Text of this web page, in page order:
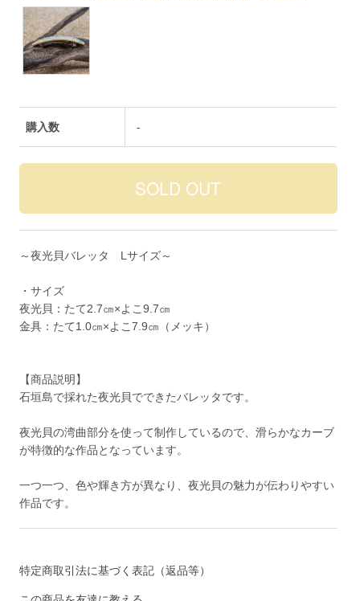
購入数 -
～夜光貝バレッタ Lサイズ～
・サイズ
夜光貝：たて2.7㎝×よこ9.7㎝
金具：たて1.0㎝×よこ7.9㎝（メッキ）
【商品説明】
石垣島で採れた夜光貝でできたバレッタです。
夜光貝の湾曲部分を使って制作しているので、滑らかなカーブ
が特徴的な作品となっています。
一つ一つ、色や輝き方が異なり、夜光貝の魅力が伝わりやすい
作品です。
特定商取引法に基づく表記（返品等）